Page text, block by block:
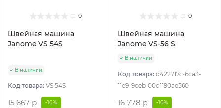
0
Швейная машина
Janome VS 54S
В наличии
Код товара: VS 54S
15 667 р -10%
0
Швейная машина
Janome VS-56 S
В наличии
Код товара: d422717c-6ca3-
11e9-9ceb-00d1190ae560
16 778 р -10%